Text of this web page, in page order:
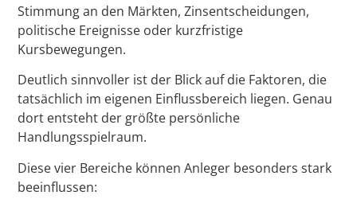
Stimmung an den Märkten, Zinsentscheidungen,
politische Ereignisse oder kurzfristige
Kursbewegungen.
Deutlich sinnvoller ist der Blick auf die Faktoren, die
tatsächlich im eigenen Einflussbereich liegen. Genau
dort entsteht der größte persönliche
Handlungsspielraum.
Diese vier Bereiche können Anleger besonders stark
beeinflussen: